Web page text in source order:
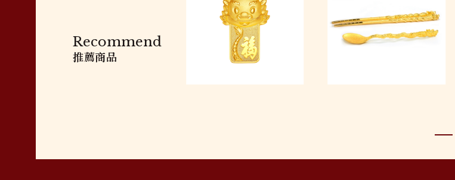
Recommend
推薦商品